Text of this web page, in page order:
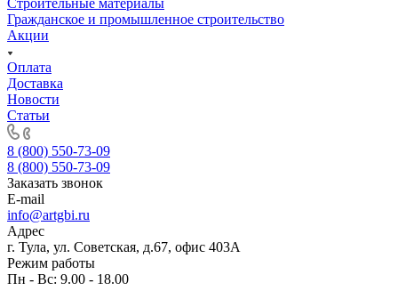
Гражданское и промышленное строительство
Акции
Оплата
Доставка
Новости
Статьи
8 (800) 550-73-09
8 (800) 550-73-09
Заказать звонок
E-mail
info@artgbi.ru
Адрес
г. Тула, ул. Советская, д.67, офис 403А
Режим работы
Пн - Вс: 9.00 - 18.00